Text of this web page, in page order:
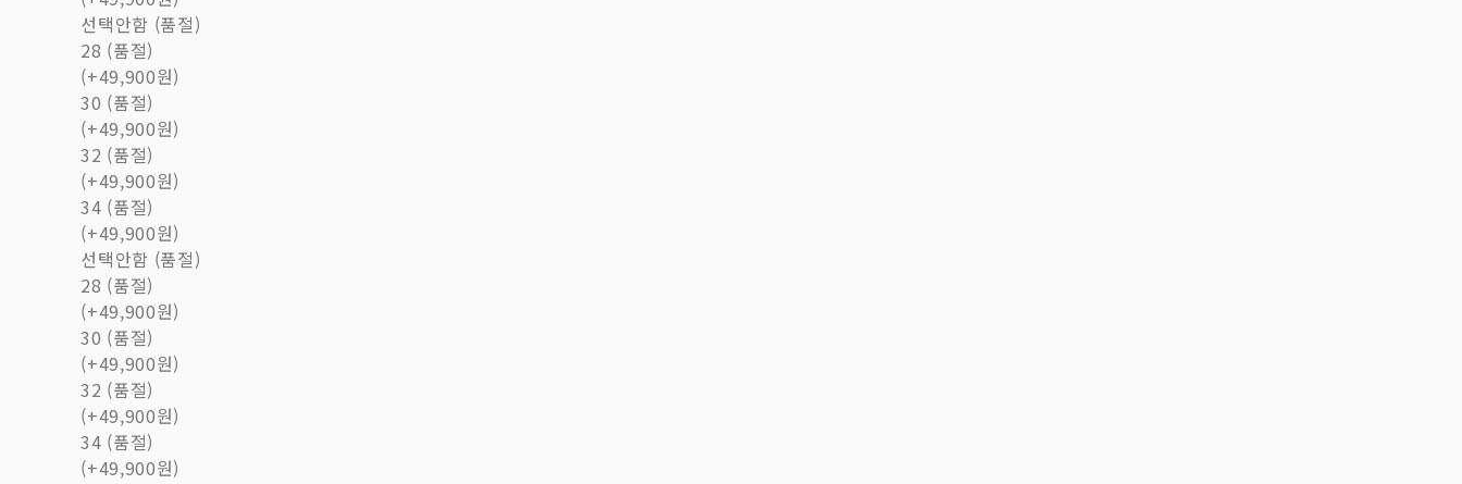
선택안함 (품절)
28 (품절)
(+49,900원)
30 (품절)
(+49,900원)
32 (품절)
(+49,900원)
34 (품절)
(+49,900원)
선택안함 (품절)
28 (품절)
(+49,900원)
30 (품절)
(+49,900원)
32 (품절)
(+49,900원)
34 (품절)
(+49,900원)